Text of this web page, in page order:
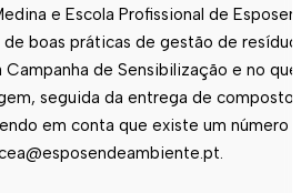
e Escola Profissional de
boas práticas de gestão de
de Sensibilização e no
seguida da entrega de
em conta que existe um